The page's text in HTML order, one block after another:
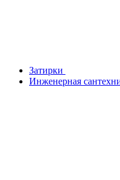
Затирки
Инженерная